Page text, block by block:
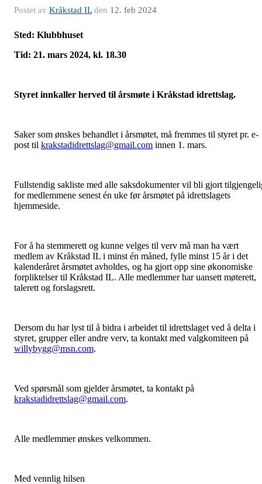
Postet av Kråkstad ILden 12. feb 2024
Sted: Klubbhuset
Tid: 21. mars 2024, kl. 18.30
Styret innkaller herved til årsmøte i Kråkstad idrettslag.
Saker som ønskes behandlet i årsmøtet, må fremmes til styret pr. e-
post til krakstadidrettslag@gmail.com innen 1. mars.
Fullstendig sakliste med alle saksdokumenter vil bli gjort
for medlemmene senest én uke før årsmøtet på idrettslagets
hjemmeside.
For å ha stemmerett og kunne velges til verv må man ha vært
medlem av Kråkstad IL i minst én måned, fylle minst 15 år i det
kalenderåret årsmøtet avholdes, og ha gjort opp sine økonomiske
forpliktelser til Kråkstad IL. Alle medlemmer har uansett møterett,
talerett og forslagsrett.
Dersom du har lyst til å bidra i arbeidet til idrettslaget ved å delta i
styret, grupper eller andre verv, ta kontakt med valgkomiteen på
willybygg@msn.com.
Ved spørsmål som gjelder årsmøtet, ta kontakt på
krakstadidrettslag@gmail.com.
Alle medlemmer ønskes velkommen.
Med vennlig hilsen